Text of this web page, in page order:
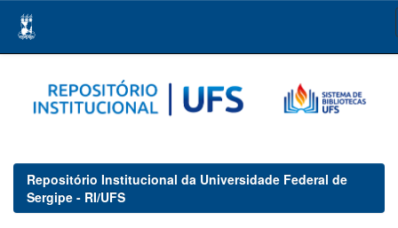
navigation
Repositório Institucional da Universidade Federal de
Sergipe - RI/UFS